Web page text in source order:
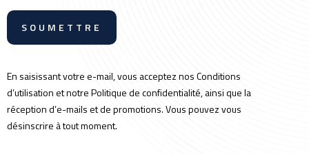
En saisissant votre e-mail, vous acceptez nos Conditions
d’utilisation et notre Politique de confidentialité, ainsi que la
réception d’e-mails et de promotions. Vous pouvez vous
désinscrire à tout moment.